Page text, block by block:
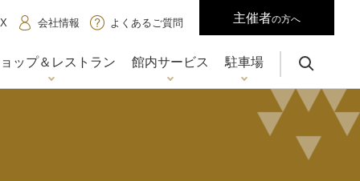
会社情報 よくあるご質問 主催者の方へ
ップ＆レストラン 館内サービス 駐車場
サイト内検索